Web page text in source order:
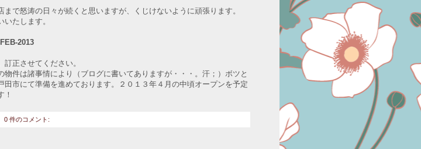
まで怒涛の日々が続くと思いますが、くじけないように頑張ります。
いたします。
2013
訂正させてください。
物件は諸事情により（ブログに書いてありますが・・・。汗；）ボツと
田市にて準備を進めております。２０１３年４月の中頃オープンを予定
！
0 件のコメント: